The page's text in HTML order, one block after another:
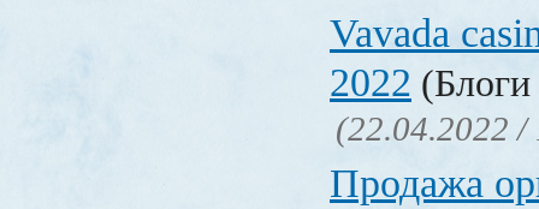
Vavada
2022
(22.04.2022 /
Продажа